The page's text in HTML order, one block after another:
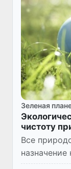
Зеленая
чистоту
Все
назначение